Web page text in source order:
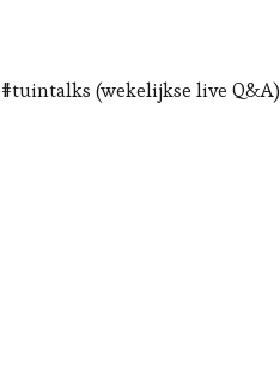
#tuintalks (wekelijkse live Q&A)